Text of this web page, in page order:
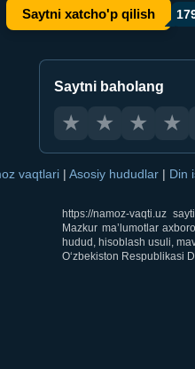
Saytni xatcho'p qilish
Saytni baholang
★ ★ ★ ★
vaqtlari | Asosiy hududlar | Din
https://namoz-vaqti.uz
Mazkur ma’lumotlar
hudud, hisoblash usuli,
O‘zbekiston Respublikasi